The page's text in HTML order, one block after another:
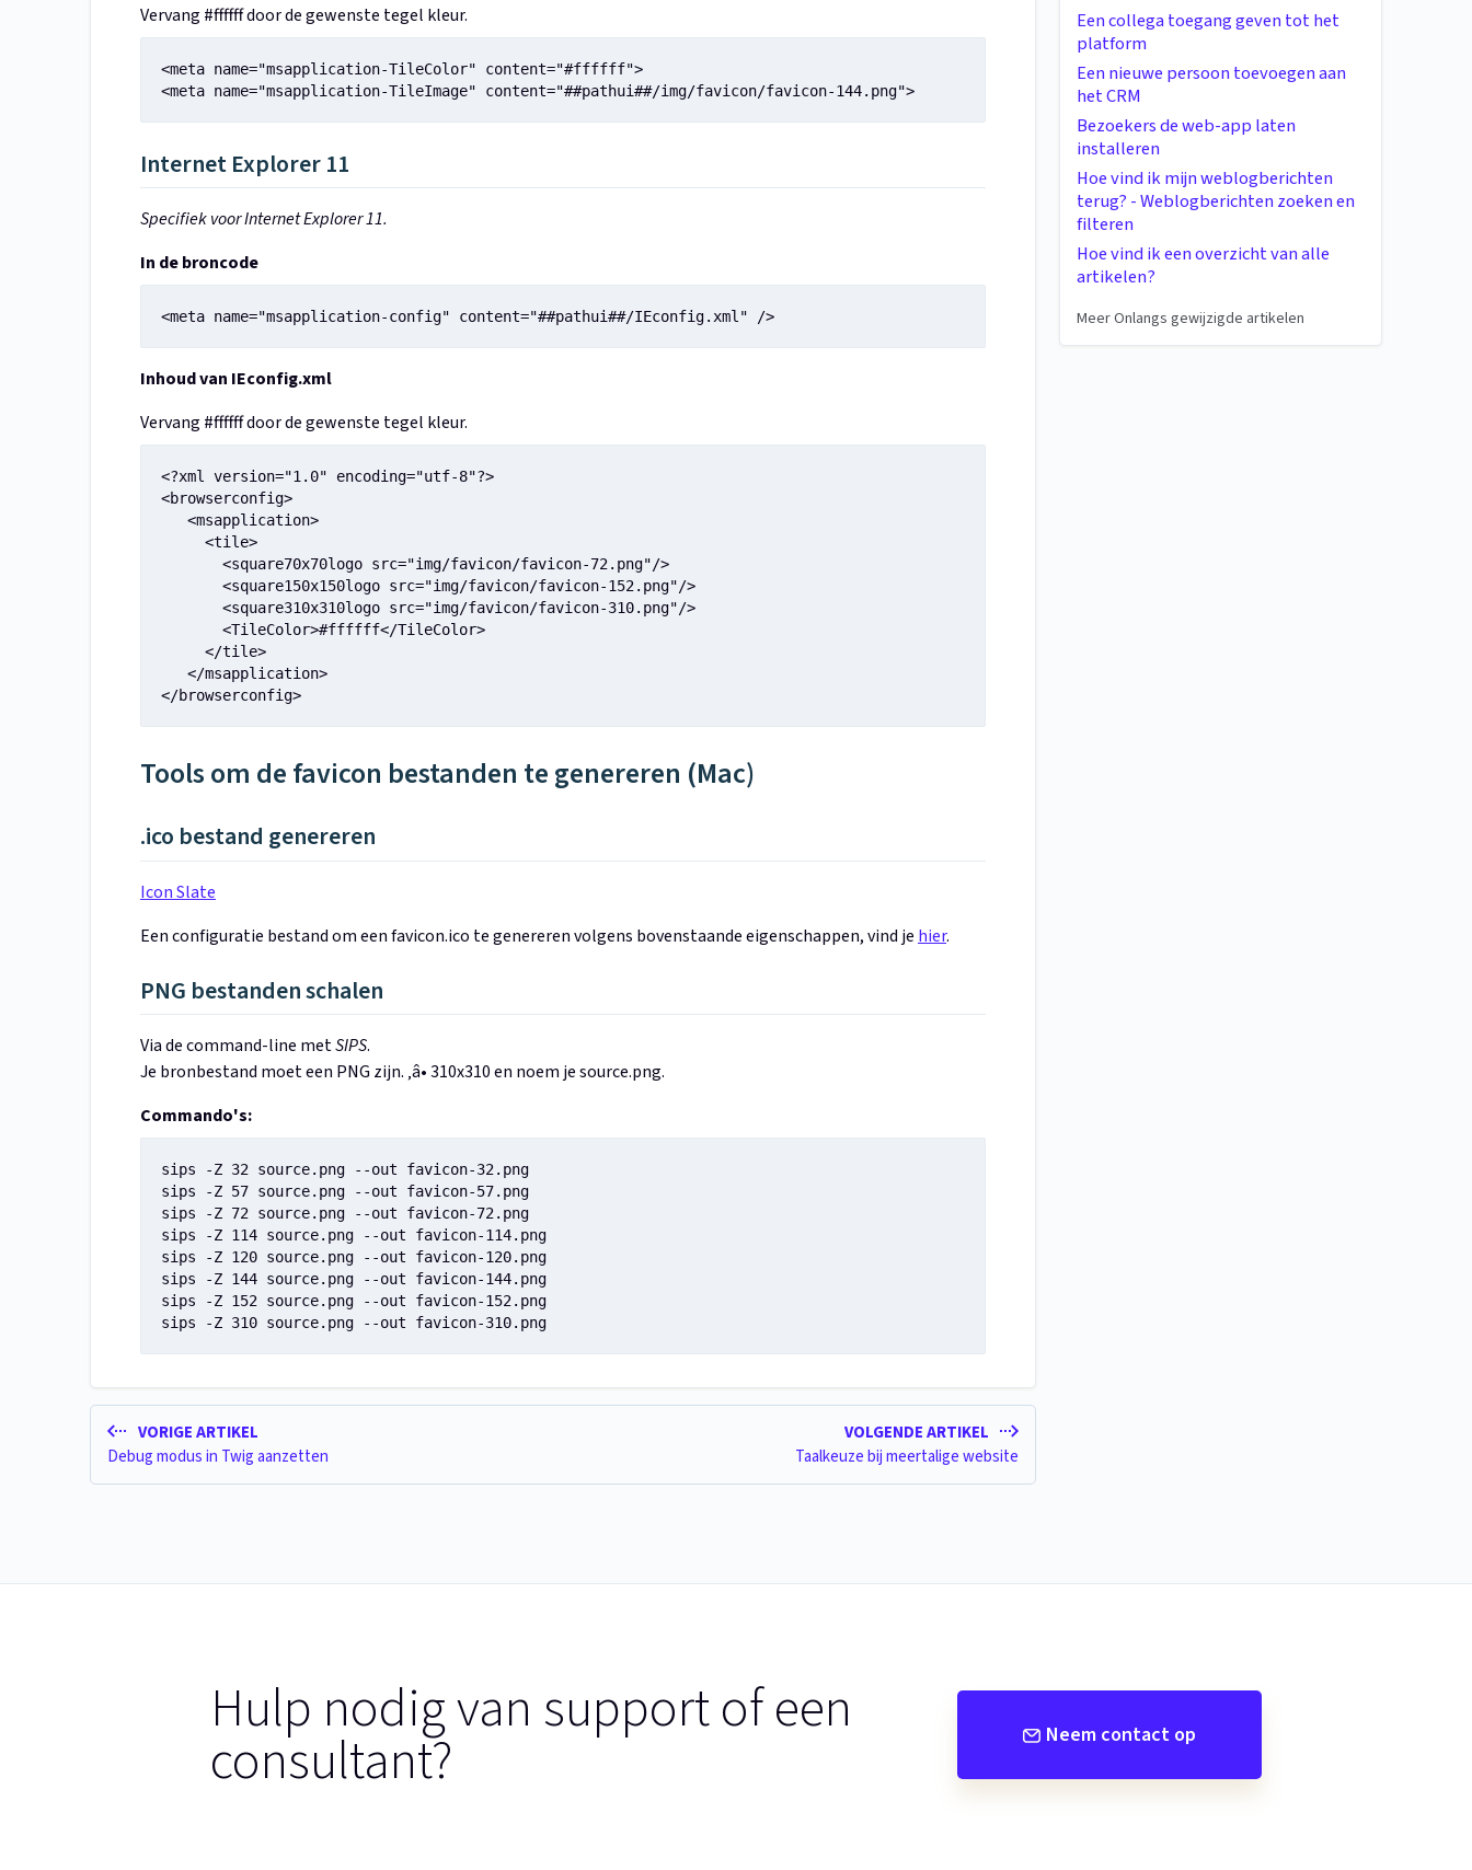
Vervang #ffffff door de gewenste tegel kleur.
<meta name="msapplication-TileColor" content="#ffffff">
<meta name="msapplication-TileImage" content="##pathui##/img/favicon/favicon-144.png">
Internet Explorer 11
Specifiek voor Internet Explorer 11.
In de broncode
<meta name="msapplication-config" content="##pathui##/IEconfig.xml" />
Inhoud van IEconfig.xml
Vervang #ffffff door de gewenste tegel kleur.
<?xml version="1.0" encoding="utf-8"?>
<browserconfig>
<msapplication>
<tile>
<square70x70logo src="img/favicon/favicon-72.png"/>
<square150x150logo src="img/favicon/favicon-152.png"/>
<square310x310logo src="img/favicon/favicon-310.png"/>
<TileColor>#ffffff</TileColor>
</tile>
</msapplication>
</browserconfig>
Tools om de favicon bestanden te genereren (Mac)
.ico bestand genereren
Icon Slate
Een configuratie bestand om een favicon.ico te genereren volgens bovenstaande eigenschappen, vind je hier.
PNG bestanden schalen
Via de command-line metSIPS.
Je bronbestand moet een PNG zijn. ‚â• 310x310 en noem je source.png.
Commando's:
sips -Z 32 source.png --out favicon-32.png
sips -Z 57 source.png --out favicon-57.png
sips -Z 72 source.png --out favicon-72.png
sips -Z 114 source.png --out favicon-114.png
sips -Z 120 source.png --out favicon-120.png
sips -Z 144 source.png --out favicon-144.png
sips -Z 152 source.png --out favicon-152.png
sips -Z 310 source.png --out favicon-310.png
VORIGE ARTIKEL
Debug modus in Twig aanzetten
VOLGENDE ARTIKEL
Taalkeuze bij meertalige website
Een collega toegang geven tot het
platform
Een nieuwe persoon toevoegen aan
het CRM
Bezoekers de web-app laten
installeren
Hoe vind ik mijn weblogberichten
terug? - Weblogberichten zoeken en
filteren
Hoe vind ik een overzicht van alle
artikelen?
Meer Onlangs gewijzigde artikelen
Hulp nodig van support of een
consultant? Neem contact op